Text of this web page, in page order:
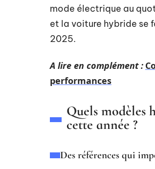
mode électrique au
et la voiture hybride se
2025.
A lire en complément :
performances
Quels modèles
cette année ?
Des références qui